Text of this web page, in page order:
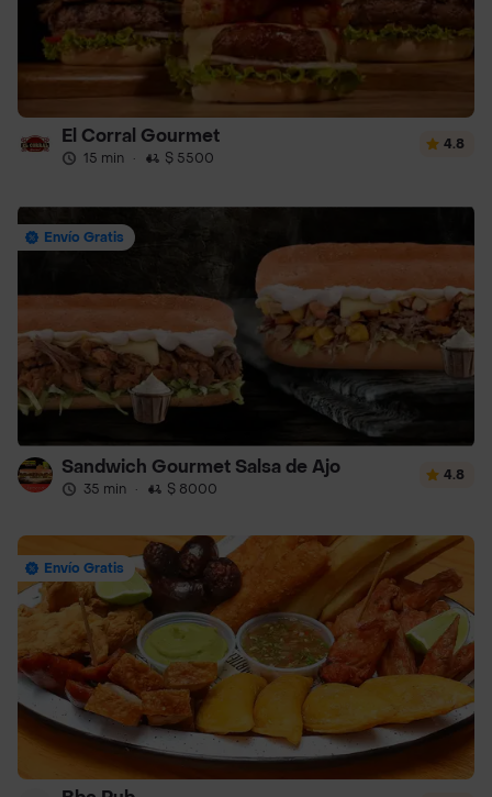
El Corral Gourmet
15 min · $ 5500
4.8
Envío Gratis
Sandwich Gourmet Salsa de Ajo
35 min · $ 8000
4.8
Envío Gratis